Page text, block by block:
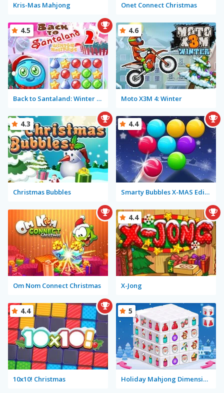
Kris-Mas Mahjong Onet Connect Christmas
Back to Santaland: Winter Holidays
4.5
Moto X3M 4: Winter
4.6
Christmas Bubbles
4.3
Smarty Bubbles X-MAS Edition
4.4
Om Nom Connect Christmas X-Jong
4.4
10x10! Christmas
4.4
Holiday Mahjong Dimensions
5